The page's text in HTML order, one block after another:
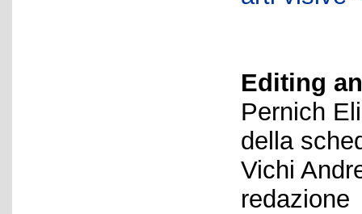
Editing
Pernich
della
Vichi
redazione